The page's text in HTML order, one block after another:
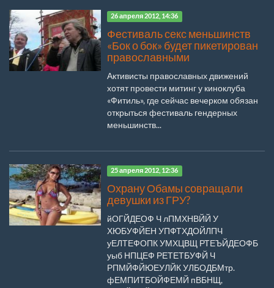
26 апреля 2012, 14:36
Фестиваль секс меньшинств
«Бок о бок» будет пикетирован
православными
Активисты православных движений
хотят провести митинг у киноклуба
«Фитиль», где сейчас вечерком обязан
открыться фестиваль гендерных
меньшинств...
25 апреля 2012, 12:36
Охрану Обамы совращали
девушки из ГРУ?
йОГЙДЕОФ Ч лПМХНВЙЙ У
ХЮБУФЙЕН УПФТХДОЙЛПЧ
уЕЛТЕФОПК УМХЦВЩ РТЕЪЙДЕОФБ
уыб НПЦЕФ РЕТЕТБУФЙ Ч
РПМЙФЙЮЕУЛЙК УЛБОДБМтр.
фЕМПИТБОЙФЕМЙ пВБНЩ,